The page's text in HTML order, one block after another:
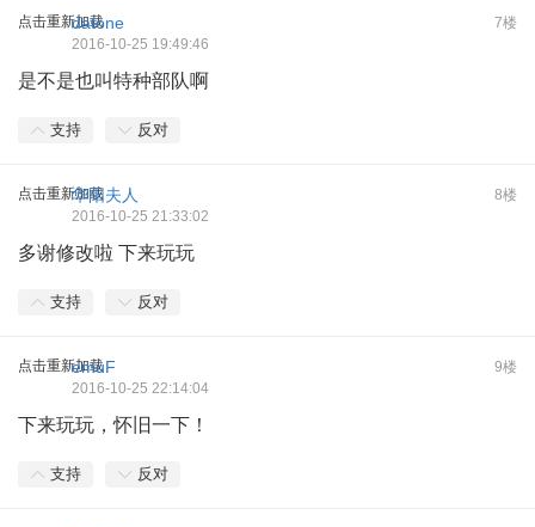
点击重新加载 7楼
datone
2016-10-25 19:49:46
是不是也叫特种部队啊
支持 反对
点击重新加载 8楼
华阳夫人
2016-10-25 21:33:02
多谢修改啦 下来玩玩
支持 反对
点击重新加载 9楼
emuF
2016-10-25 22:14:04
下来玩玩，怀旧一下！
支持 反对